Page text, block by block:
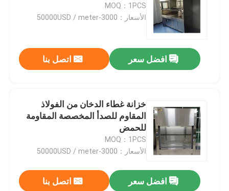
MOQ：1PCS
الأسعار：3000-50000USD / meter
افضل سعر اتصل بنا
خزانة غطاء الدخان من الفولاذ
المقاوم للصدأ المخصصة المقاومة
للحمض
MOQ：1PCS
الأسعار：3000-50000USD / meter
افضل سعر اتصل بنا